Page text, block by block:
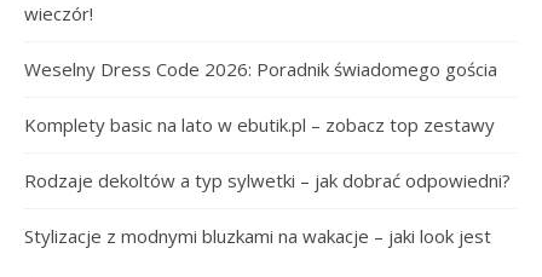
wieczór!
Weselny Dress Code 2026: Poradnik świadomego gościa
Komplety basic na lato w ebutik.pl – zobacz top zestawy
Rodzaje dekoltów a typ sylwetki – jak dobrać odpowiedni?
Stylizacje z modnymi bluzkami na wakacje – jaki look jest